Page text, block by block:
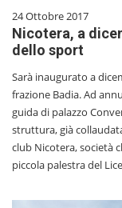
24 Ottobre 2017
Nicotera, a
dello sport
Sarà inaugurato a
frazione Badia. Ad
guida di palazzo
struttura, già
club Nicotera, società
piccola palestra del